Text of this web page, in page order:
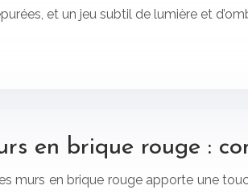
et un jeu subtil de lumière et
en brique rouge :
murs en brique rouge apporte une